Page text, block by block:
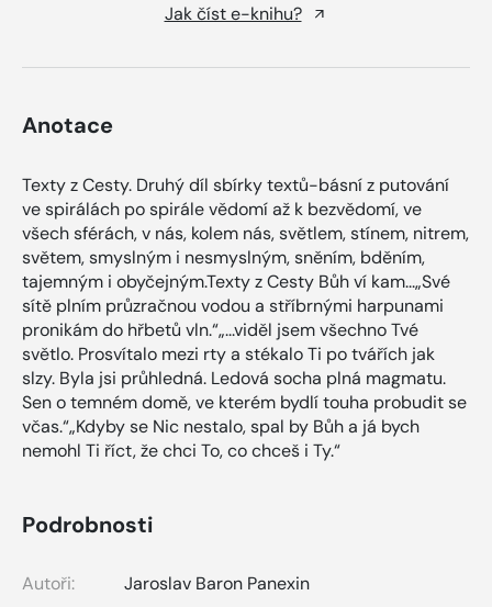
Jak číst e-knihu?
Anotace
Texty z Cesty. Druhý díl sbírky textů-básní z putování
ve spirálách po spirále vědomí až k bezvědomí, ve
všech sférách, v nás, kolem nás, světlem, stínem, nitrem,
světem, smyslným i nesmyslným, sněním, bděním,
tajemným i obyčejným.Texty z Cesty Bůh ví kam...„Své
sítě plním průzračnou vodou a stříbrnými harpunami
pronikám do hřbetů vln.“„...viděl jsem všechno Tvé
světlo. Prosvítalo mezi rty a stékalo Ti po tvářích jak
slzy. Byla jsi průhledná. Ledová socha plná magmatu.
Sen o temném domě, ve kterém bydlí touha probudit se
včas.“„Kdyby se Nic nestalo, spal by Bůh a já bych
nemohl Ti říct, že chci To, co chceš i Ty.“
Podrobnosti
Autoři:
Jaroslav Baron Panexin